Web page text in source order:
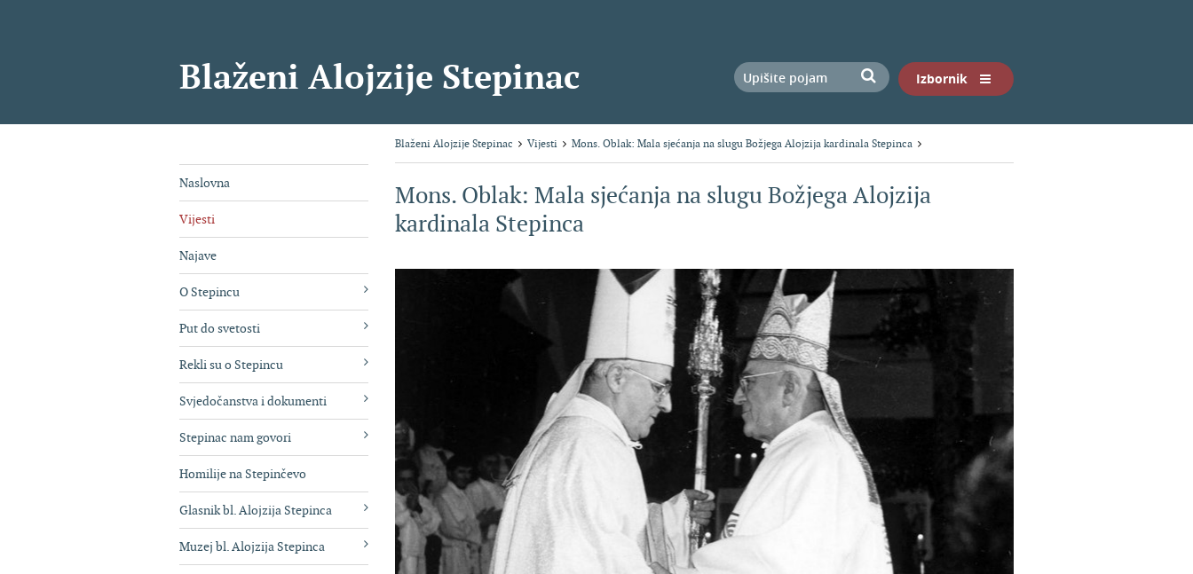
Blaženi Alojzije Stepinac Izbornik
Naslovna
Vijesti
Najave
O Stepincu
Put do svetosti
Rekli su o Stepincu
Svjedočanstva i dokumenti
Stepinac nam govori
Homilije na Stepinčevo
Glasnik bl. Alojzija Stepinca
Muzej bl. Alojzija Stepinca
Blaženi Alojzije Stepinac Vijesti Mons. Oblak: Mala sjećanja na slugu Božjega Alojzija kardinala Stepinca
Mons. Oblak: Mala sjećanja na slugu Božjega Alojzija
kardinala Stepinca